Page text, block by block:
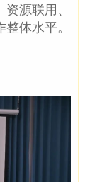
源联用、
体水平。